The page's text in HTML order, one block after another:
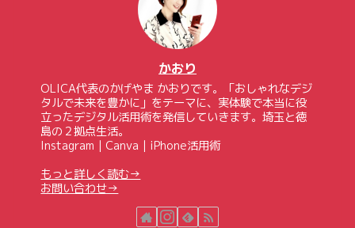
かおり
OLICA代表のかげやま かおりです。「おしゃれなデジ
タルで未来を豊かに」をテーマに、実体験で本当に役
立ったデジタル活用術を発信していきます。埼玉と徳
島の２拠点生活。
Instagram｜Canva｜iPhone活用術
もっと詳しく読む→
お問い合わせ→